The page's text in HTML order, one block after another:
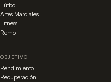
Fútbol
Artes Marciales
Fitness
Remo
OBJETIVO
Rendimiento
Recuperación